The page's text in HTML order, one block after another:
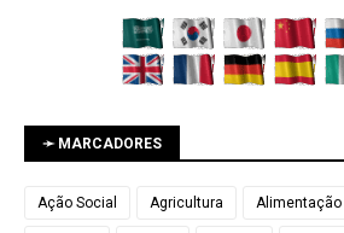
➛ MARCADORES
Ação Social Agricultura Alimentação